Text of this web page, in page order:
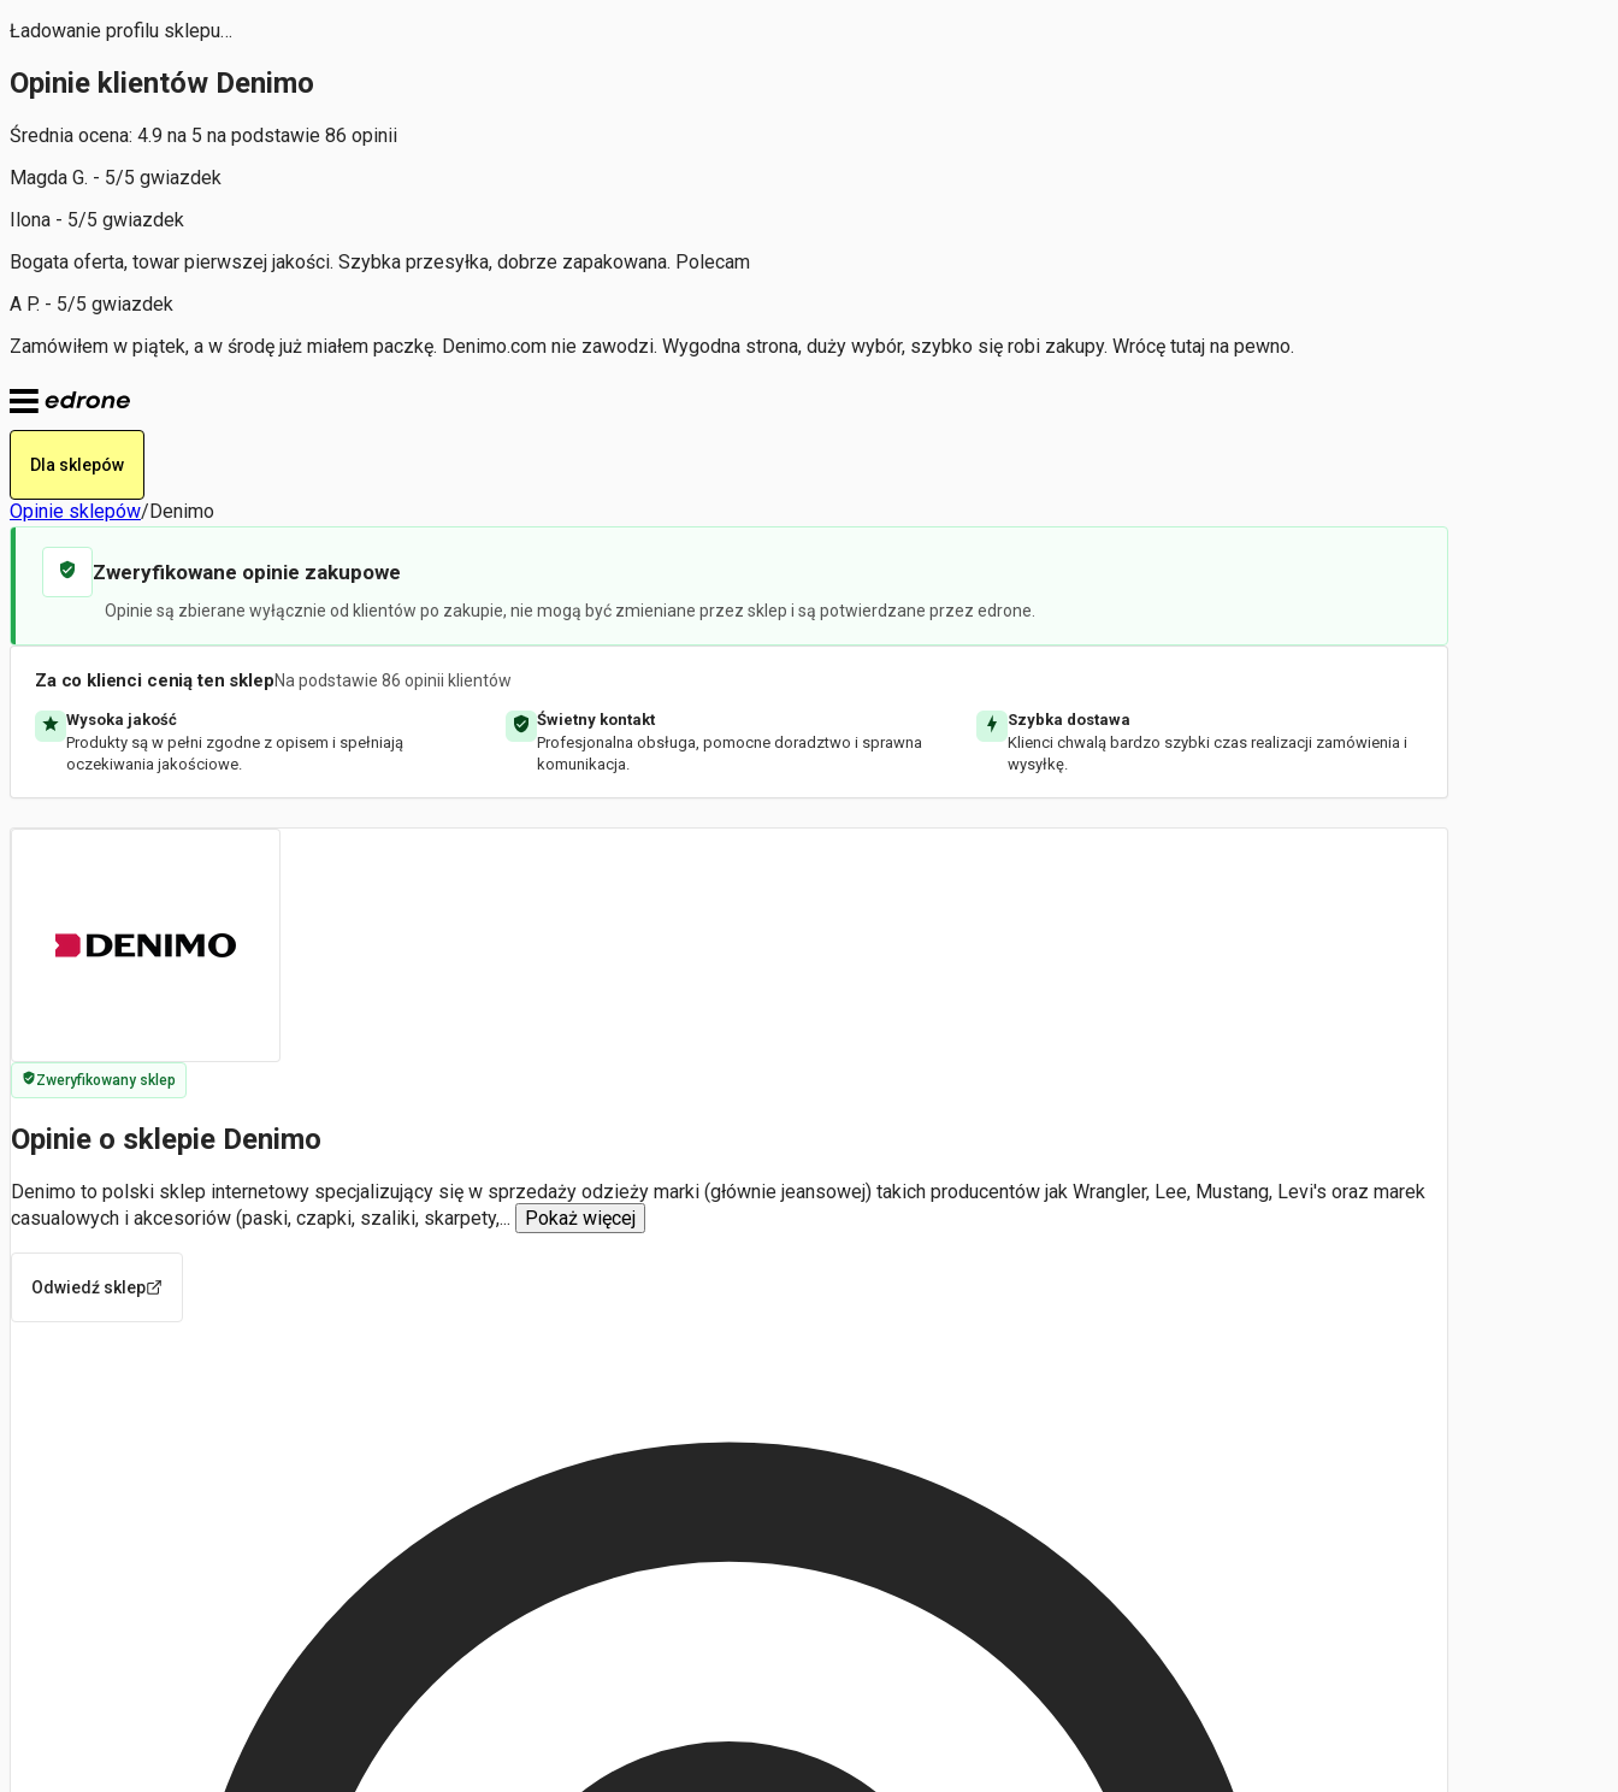
Ładowanie profilu sklepu…
Opinie klientów Denimo
Średnia ocena: 4.9 na 5 na podstawie 86 opinii
Magda G. - 5/5 gwiazdek
Ilona - 5/5 gwiazdek
Bogata oferta, towar pierwszej jakości. Szybka przesyłka, dobrze zapakowana. Polecam
A P. - 5/5 gwiazdek
Zamówiłem w piątek, a w środę już miałem paczkę. Denimo.com nie zawodzi. Wygodna strona, duży wybór, szybko się robi zakupy. Wrócę tutaj na pewno.
Dla sklepów
Opinie sklepów/Denimo
Zweryfikowane opinie zakupowe
Opinie są zbierane wyłącznie od klientów po zakupie, nie mogą być zmieniane przez sklep i są potwierdzane przez edrone.
Za co klienci cenią ten sklepNa podstawie 86 opinii klientów
Wysoka jakość
Produkty są w pełni zgodne z opisem i spełniają
oczekiwania jakościowe.
Świetny kontakt
Profesjonalna obsługa, pomocne doradztwo i sprawna
komunikacja.
Szybka dostawa
Klienci chwalą bardzo szybki czas realizacji zamówienia i
wysyłkę.
Zweryfikowany sklep
Opinie o sklepie Denimo
Denimo to polski sklep internetowy specjalizujący się w sprzedaży odzieży marki (głównie jeansowej) takich producentów jak Wrangler, Lee, Mustang, Levi's oraz marek
casualowych i akcesoriów (paski, czapki, szaliki, skarpety,... Pokaż więcej
Odwiedź sklep